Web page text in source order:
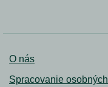
O nás
Spracovanie